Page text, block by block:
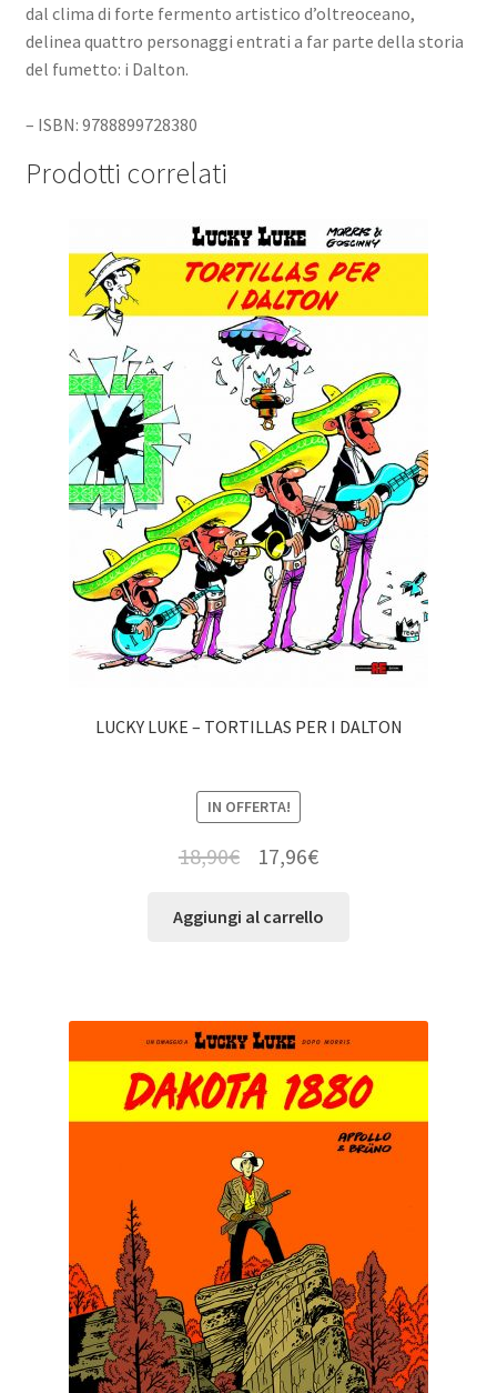
dal clima di forte fermento artistico d’oltreoceano,
delinea quattro personaggi entrati a far parte della storia
del fumetto: i Dalton.
– ISBN: 9788899728380
Prodotti correlati
LUCKY LUKE – TORTILLAS PER I DALTON
IN OFFERTA!
18,90€ 17,96€
Aggiungi al carrello